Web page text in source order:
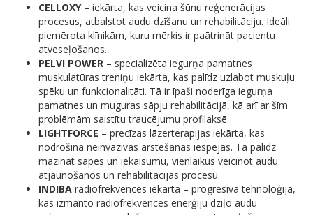
CELLOXY– iekārta, kas veicina šūnu reģenerācijas
procesus, atbalstot audu dzīšanu un rehabilitāciju. Ideāli
piemērota klīnikām, kuru mērķis ir paātrināt pacientu
atveseļošanos.
PELVI POWER – specializēta iegurņa pamatnes
muskulatūras treniņu iekārta, kas palīdz uzlabot muskuļu
spēku un funkcionalitāti. Tā ir īpaši noderīga iegurņa
pamatnes un muguras sāpju rehabilitācijā, kā arī ar šīm
problēmām saistītu traucējumu profilaksē.
LIGHTFORCE – precīzas lāzerterapijas iekārta, kas
nodrošina neinvazīvas ārstēšanas iespējas. Tā palīdz
mazināt sāpes un iekaisumu, vienlaikus veicinot audu
atjaunošanos un rehabilitācijas procesu.
INDIBA radiofrekvences iekārta – progresīva tehnoloģija,
kas izmanto radiofrekvences enerģiju dziļo audu